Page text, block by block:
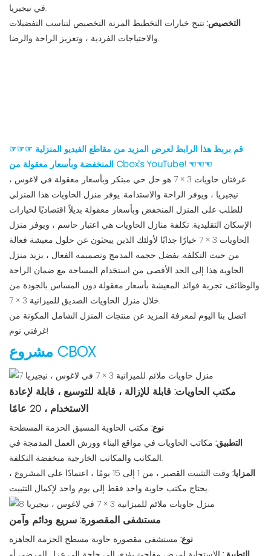
في نيجيريا.
التخصيص: تتيح خيارات التخطيط المرنة التخصيص لتناسب التفضيلات
والاحتياجات الفردية ، وتعزيز الراحة والرضا.
☞☞☞ قم بربط هذا الرابط لعرض المزيد من مقاطع الفيديو المنزلية
المنخفضة وبأسعار معقولة من Cbox's YouTube! ☜☜☜
غرفتان حاويات 3 × 7 هو حل حي مبتكر وبأسعار معقولة في لاغوس ،
نيجيريا ، ويوفر الراحة والاستدامة. يوفر منزل الحاويات هذا المنزلي
للطلب على المنزل المنخفض وبأسعار معقولة بديلاً اقتصاديًا لخيارات
الإسكان التقليدية. تكلفة منازل الحاويات هي اعتبار حاسم ، ويوفر منزل
الحاويات 3 × 7 خيارًا جذابًا لأولئك الذين يبحثون عن حلول معيشة فعالة
من حيث التكلفة. بفضل حجمه المدمج وتصميمه الفعال ، يزيد منزل
الحاوية هذا إلى الحد الأقصى من استخدام المساحة مع ضمان الراحة
والوظائف. تجربة فوائد المعيشة بأسعار معقولة دون المساس بالجودة من
خلال منزل الحاويات الصديق للميزانية 3 × 7.
اتصل بنا اليوم لمعرفة المزيد عن منتجات المنزل الشامل المكونة من
غرفتي نوم!
مشروع CBOX
مكتب الحاويات: قابلة للإزالة ، قابلة للتوسيع ، قابلة لإعادة
الاستخدام ، 20 عامًا
نوع: مكتب الحاوية المسبق الحزمة المسطحة
التطبيق: مكاتب الحاويات في مواقع البناء وورش العمل المدمجة في
المكاتب والمكاتب الخارجية منخفضة التكلفة.
المزايا:
وقت التثبيت القصير ، من 1 إلى 15 يومًا ، اعتمادًا على المشروع ،
يحتاج مكتب حاوية واحد فقط إلى يوم واحد لإكمال التثبيت.
مستشفى المقصورة: سريع ودائم وآمن
نوع: مستشفى مقصورة حاوية مسطح الحزمة الجاهزة